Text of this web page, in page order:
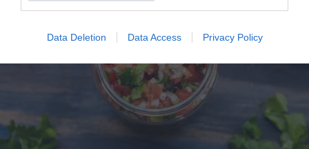
Data Deletion Data Access Privacy Policy